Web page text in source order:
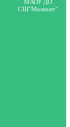
МАОУ ДО
СШ"Малахит"